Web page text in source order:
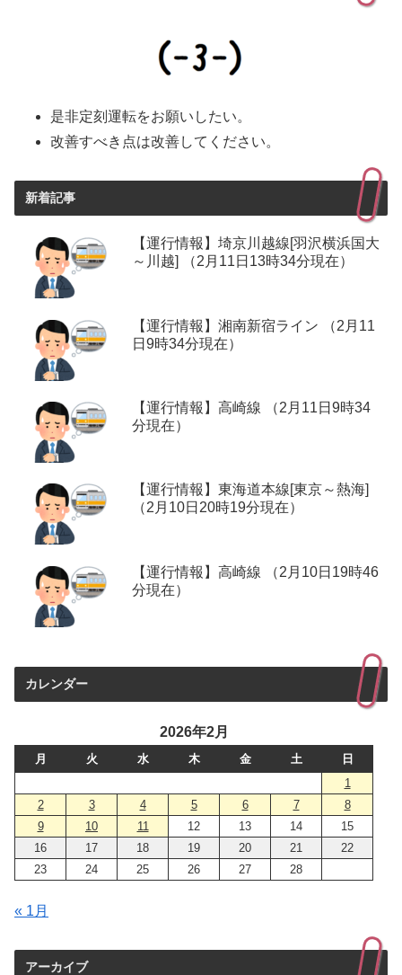
是非定刻運転をお願いしたい。
改善すべき点は改善してください。
新着記事
【運行情報】埼京川越線[羽沢横浜国大
～川越] （2月11日13時34分現在）
【運行情報】湘南新宿ライン （2月11
日9時34分現在）
【運行情報】高崎線 （2月11日9時34
分現在）
【運行情報】東海道本線[東京～熱海]
（2月10日20時19分現在）
【運行情報】高崎線 （2月10日19時46
分現在）
カレンダー
2026年2月
月 火 水 木 金 土
日
1
2
3 4 5 6 7
8
9
10 11 12 13 14
15
16
17 18 19 20 21
22
23
24 25 26 27 28
« 1月
アーカイブ